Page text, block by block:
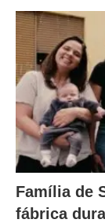
Família de
fábrica